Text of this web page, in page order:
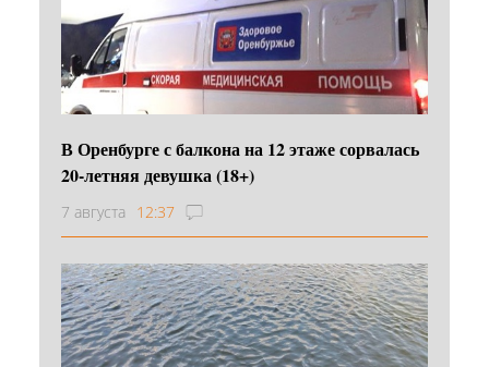
В Оренбурге с балкона на 12 этаже сорвалась
20-летняя девушка (18+)
7 августа 12:37